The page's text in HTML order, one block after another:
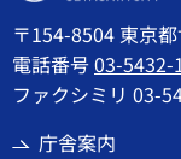
〒154-8504 東京
電話番号03-5432-
ファクシミリ 03-
庁舎案内